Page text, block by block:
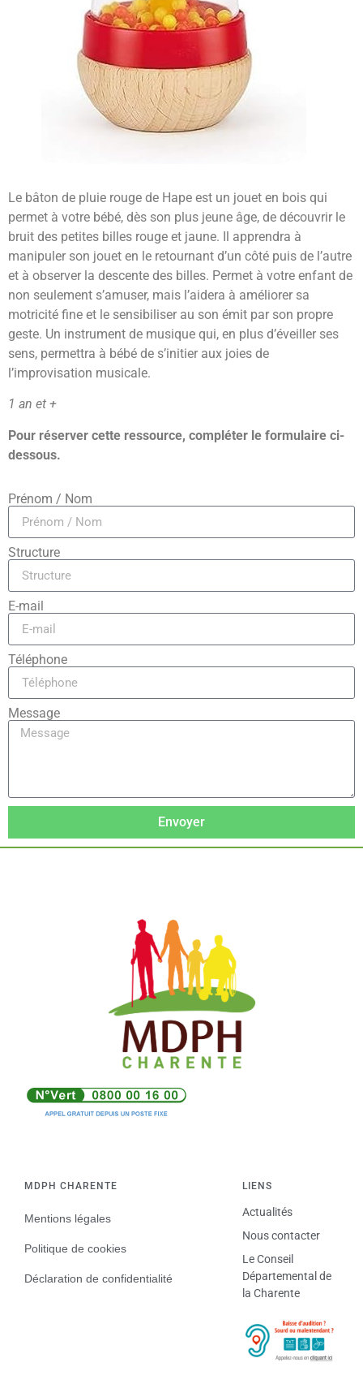
Le bâton de pluie rouge de Hape est un jouet en bois qui
permet à votre bébé, dès son plus jeune âge, de découvrir le
bruit des petites billes rouge et jaune. Il apprendra à
manipuler son jouet en le retournant d’un côté puis de l’autre
et à observer la descente des billes. Permet à votre enfant de
non seulement s’amuser, mais l’aidera à améliorer sa
motricité fine et le sensibiliser au son émit par son propre
geste. Un instrument de musique qui, en plus d’éveiller ses
sens, permettra à bébé de s’initier aux joies de
l’improvisation musicale.
1 an et +
Pour réserver cette ressource, compléter le formulaire ci-
dessous.
Prénom / Nom
Structure
E-mail
Téléphone
Message
Envoyer
MDPH CHARENTE
Mentions légales
Politique de cookies
Déclaration de confidentialité
LIENS
Actualités
Nous contacter
Le Conseil
Départemental de
la Charente